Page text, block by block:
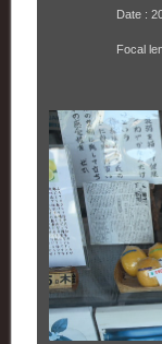
Date : 2008/
Focal